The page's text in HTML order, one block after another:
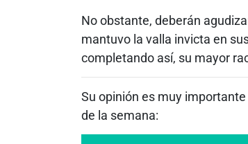
No obstante, deberán
mantuvo la valla invicta en
completando así, su mayor
Su opinión es muy
de la semana: